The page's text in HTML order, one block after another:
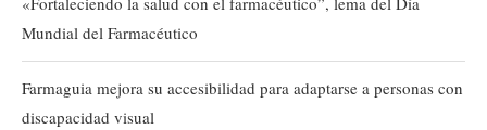
Mundial del Farmacéutico
Farmaguia mejora su accesibilidad para adaptarse a personas con
discapacidad visual